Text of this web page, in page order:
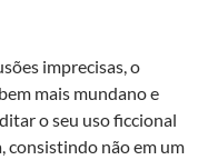
imprecisas, o
mais mundano e
o seu uso ficcional
consistindo não em um